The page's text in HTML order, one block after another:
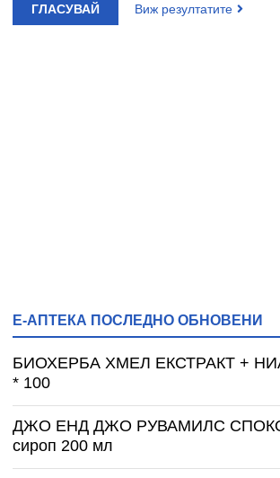
ГЛАСУВАЙ Виж резултатите
Е-АПТЕКА ПОСЛЕДНО ОБНОВЕНИ
БИОХЕРБА ХМЕЛ ЕКСТРАКТ +
* 100
ДЖО ЕНД ДЖО РУВАМИЛС
сироп 200 мл